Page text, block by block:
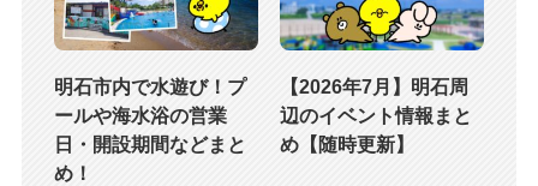
明石市内で水遊び！プ
ールや海水浴の営業
日・開設期間などまと
め！
【2026年7月】明石周
辺のイベント情報まと
め【随時更新】